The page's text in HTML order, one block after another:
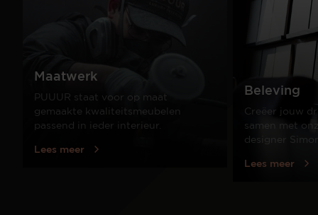
Maatwerk
PUUUR staat voor op maat
gemaakte kwaliteitsmeubelen
passend in ieder interieur.
Lees meer
Beleving
Creëer jouw
samen met
designer
Lees meer